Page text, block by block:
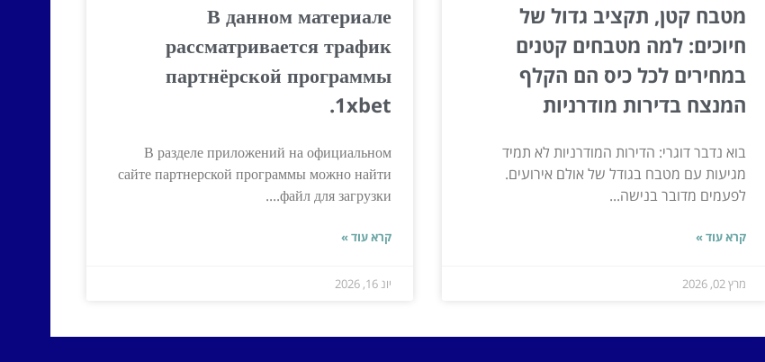
מטבח קטן, תקציב גדול של
חיוכים: למה מטבחים קטנים
במחירים לכל כיס הם הקלף
המנצח בדירות מודרניות
בוא נדבר דוגרי: הדירות המודרניות לא תמיד
מגיעות עם מטבח בגודל של אולם אירועים.
לפעמים מדובר בנישה...
קרא עוד »
מרץ 02, 2026
В данном материале
рассматривается трафик
партнёрской программы
1xbet.
В разделе приложений на официальном
сайте партнерской программы можно найти
файл для загрузки....
קרא עוד »
יונ 16, 2026